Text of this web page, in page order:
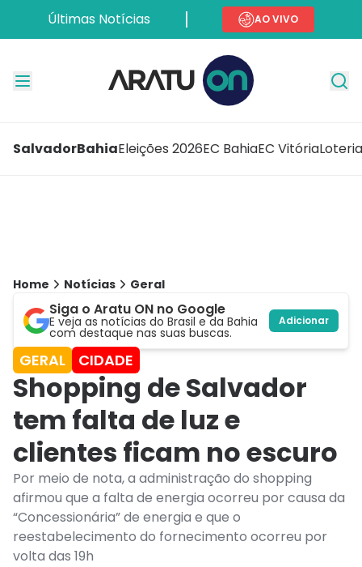
Últimas Notícias AO VIVO
SalvadorBahiaEleições 2026EC BahiaEC Vitória
Home Notícias Geral
Siga o Aratu ON no Google
E veja as notícias do Brasil e da Bahia
com destaque nas suas buscas.
Adicionar
GERAL CIDADE
Shopping de Salvador
tem falta de luz e
clientes ficam no escuro
Por meio de nota, a administração do shopping
afirmou que a falta de energia ocorreu por causa da
“Concessionária” de energia e que o
reestabelecimento do fornecimento ocorreu por
volta das 19h